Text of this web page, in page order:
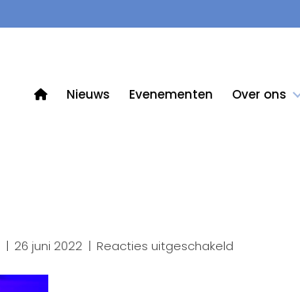
Nieuws Evenementen Over ons
| 26 juni 2022 | Reacties uitgeschakeld